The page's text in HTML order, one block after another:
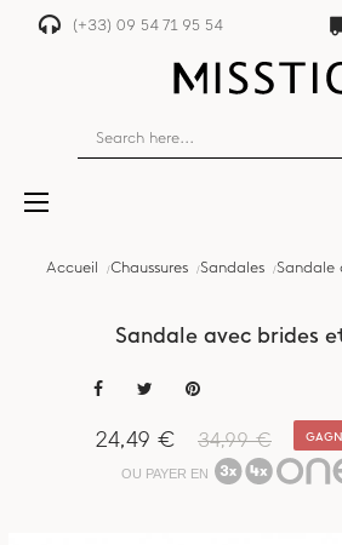
(+33) 09 54 71 95 54
Basculer
☰
Accueil Chaussures Sandales Sandale
Sandale avec brides
24,49 € 34,99 €
OU PAYER EN